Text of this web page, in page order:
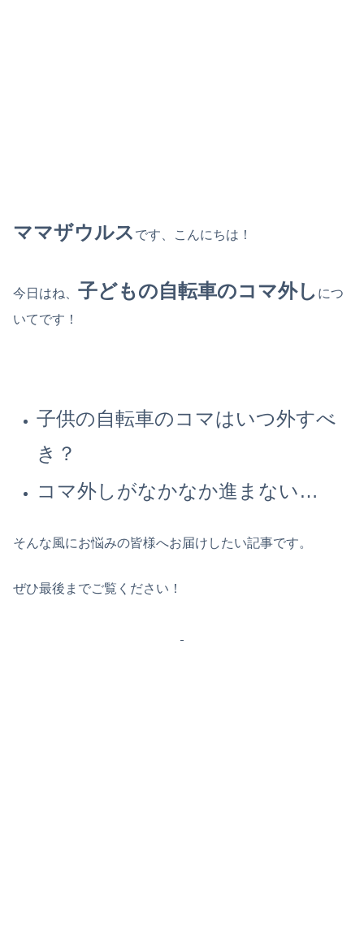
ママザウルス です、こんにちは！
今日はね、 子どもの自転車のコマ外し につ
いてです！
子供の自転車のコマはいつ外すべ
き？
コマ外しがなかなか進まない…
そんな風にお悩みの皆様へお届けしたい記事です。
ぜひ最後までご覧ください！